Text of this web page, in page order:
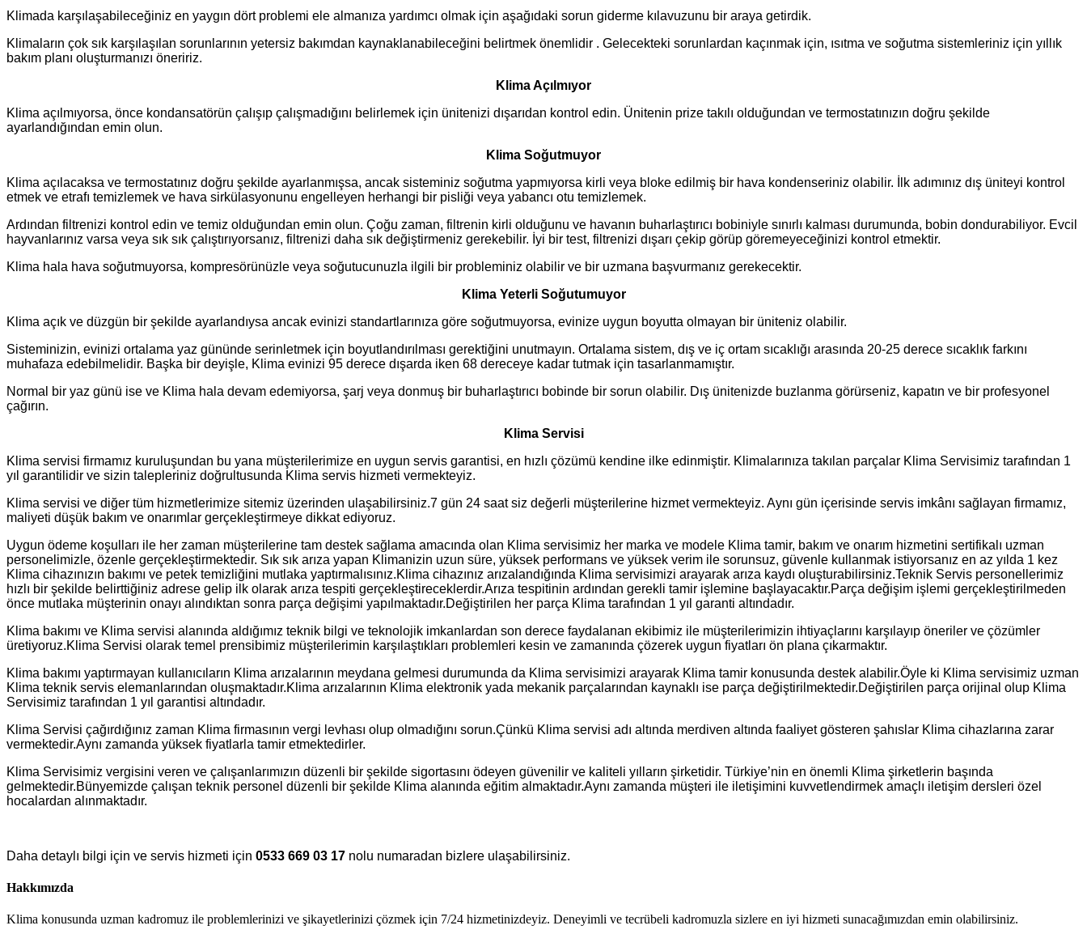
Klimada karşılaşabileceğiniz en yaygın dört problemi ele almanıza yardımcı olmak için aşağıdaki sorun giderme kılavuzunu bir araya getirdik.
Klimaların çok sık karşılaşılan sorunlarının yetersiz bakımdan kaynaklanabileceğini belirtmek önemlidir . Gelecekteki sorunlardan kaçınmak için, ısıtma ve soğutma sistemleriniz için yıllık
bakım planı oluşturmanızı öneririz.
Klima Açılmıyor
Klima açılmıyorsa, önce kondansatörün çalışıp çalışmadığını belirlemek için ünitenizi dışarıdan kontrol edin. Ünitenin prize takılı olduğundan ve termostatınızın doğru şekilde
ayarlandığından emin olun.
Klima Soğutmuyor
Klima açılacaksa ve termostatınız doğru şekilde ayarlanmışsa, ancak sisteminiz soğutma yapmıyorsa kirli veya bloke edilmiş bir hava kondenseriniz olabilir. İlk adımınız dış üniteyi kontrol
etmek ve etrafı temizlemek ve hava sirkülasyonunu engelleyen herhangi bir pisliği veya yabancı otu temizlemek.
Ardından filtrenizi kontrol edin ve temiz olduğundan emin olun. Çoğu zaman, filtrenin kirli olduğunu ve havanın buharlaştırıcı bobiniyle sınırlı kalması durumunda, bobin dondurabiliyor. Evcil
hayvanlarınız varsa veya sık sık çalıştırıyorsanız, filtrenizi daha sık değiştirmeniz gerekebilir. İyi bir test, filtrenizi dışarı çekip görüp göremeyeceğinizi kontrol etmektir.
Klima hala hava soğutmuyorsa, kompresörünüzle veya soğutucunuzla ilgili bir probleminiz olabilir ve bir uzmana başvurmanız gerekecektir.
Klima Yeterli Soğutumuyor
Klima açık ve düzgün bir şekilde ayarlandıysa ancak evinizi standartlarınıza göre soğutmuyorsa, evinize uygun boyutta olmayan bir üniteniz olabilir.
Sisteminizin, evinizi ortalama yaz gününde serinletmek için boyutlandırılması gerektiğini unutmayın. Ortalama sistem, dış ve iç ortam sıcaklığı arasında 20-25 derece sıcaklık farkını
muhafaza edebilmelidir. Başka bir deyişle, Klima evinizi 95 derece dışarda iken 68 dereceye kadar tutmak için tasarlanmamıştır.
Normal bir yaz günü ise ve Klima hala devam edemiyorsa, şarj veya donmuş bir buharlaştırıcı bobinde bir sorun olabilir. Dış ünitenizde buzlanma görürseniz, kapatın ve bir profesyonel
çağırın.
Klima Servisi
Klima servisi firmamız kuruluşundan bu yana müşterilerimize en uygun servis garantisi, en hızlı çözümü kendine ilke edinmiştir. Klimalarınıza takılan parçalar Klima Servisimiz tarafından 1
yıl garantilidir ve sizin talepleriniz doğrultusunda Klima servis hizmeti vermekteyiz.
Klima servisi ve diğer tüm hizmetlerimize sitemiz üzerinden ulaşabilirsiniz.7 gün 24 saat siz değerli müşterilerine hizmet vermekteyiz. Aynı gün içerisinde servis imkânı sağlayan firmamız,
maliyeti düşük bakım ve onarımlar gerçekleştirmeye dikkat ediyoruz.
Uygun ödeme koşulları ile her zaman müşterilerine tam destek sağlama amacında olan Klima servisimiz her marka ve modele Klima tamir, bakım ve onarım hizmetini sertifikalı uzman
personelimizle, özenle gerçekleştirmektedir. Sık sık arıza yapan Klimanizin uzun süre, yüksek performans ve yüksek verim ile sorunsuz, güvenle kullanmak istiyorsanız en az yılda 1 kez
Klima cihazınızın bakımı ve petek temizliğini mutlaka yaptırmalısınız.Klima cihazınız arızalandığında Klima servisimizi arayarak arıza kaydı oluşturabilirsiniz.Teknik Servis personellerimiz
hızlı bir şekilde belirttiğiniz adrese gelip ilk olarak arıza tespiti gerçekleştireceklerdir.Arıza tespitinin ardından gerekli tamir işlemine başlayacaktır.Parça değişim işlemi gerçekleştirilmeden
önce mutlaka müşterinin onayı alındıktan sonra parça değişimi yapılmaktadır.Değiştirilen her parça Klima tarafından 1 yıl garanti altındadır.
Klima bakımı ve Klima servisi alanında aldığımız teknik bilgi ve teknolojik imkanlardan son derece faydalanan ekibimiz ile müşterilerimizin ihtiyaçlarını karşılayıp öneriler ve çözümler
üretiyoruz.Klima Servisi olarak temel prensibimiz müşterilerimin karşılaştıkları problemleri kesin ve zamanında çözerek uygun fiyatları ön plana çıkarmaktır.
Klima bakımı yaptırmayan kullanıcıların Klima arızalarının meydana gelmesi durumunda da Klima servisimizi arayarak Klima tamir konusunda destek alabilir.Öyle ki Klima servisimiz uzman
Klima teknik servis elemanlarından oluşmaktadır.Klima arızalarının Klima elektronik yada mekanik parçalarından kaynaklı ise parça değiştirilmektedir.Değiştirilen parça orijinal olup Klima
Servisimiz tarafından 1 yıl garantisi altındadır.
Klima Servisi çağırdığınız zaman Klima firmasının vergi levhası olup olmadığını sorun.Çünkü Klima servisi adı altında merdiven altında faaliyet gösteren şahıslar Klima cihazlarına zarar
vermektedir.Aynı zamanda yüksek fiyatlarla tamir etmektedirler.
Klima Servisimiz vergisini veren ve çalışanlarımızın düzenli bir şekilde sigortasını ödeyen güvenilir ve kaliteli yılların şirketidir. Türkiye’nin en önemli Klima şirketlerin başında
gelmektedir.Bünyemizde çalışan teknik personel düzenli bir şekilde Klima alanında eğitim almaktadır.Aynı zamanda müşteri ile iletişimini kuvvetlendirmek amaçlı iletişim dersleri özel
hocalardan alınmaktadır.
Daha detaylı bilgi için ve servis hizmeti için 0533 669 03 17 nolu numaradan bizlere ulaşabilirsiniz.
Hakkımızda
Klima konusunda uzman kadromuz ile problemlerinizi ve şikayetlerinizi çözmek için 7/24 hizmetinizdeyiz. Deneyimli ve tecrübeli kadromuzla sizlere en iyi hizmeti sunacağımızdan emin olabilirsiniz.